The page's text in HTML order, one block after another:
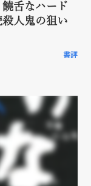
舌なハード
人鬼の狙い
書評